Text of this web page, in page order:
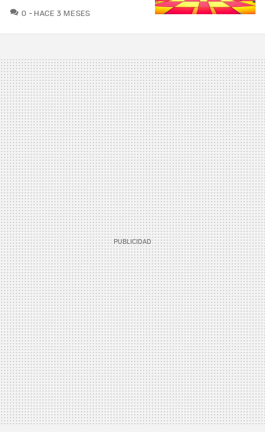
0 COMENTARIOS
HACE 3 MESES